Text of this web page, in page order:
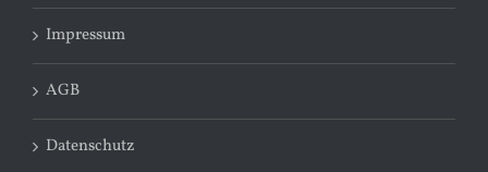
Impressum
AGB
Datenschutz